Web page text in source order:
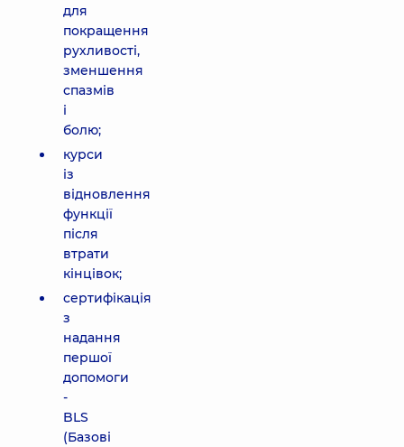
для
покращення
рухливості,
зменшення
спазмів
і
болю;
курси
із
відновлення
функції
після
втрати
кінцівок;
сертифікація
з
надання
першої
допомоги
-
BLS
(Базові